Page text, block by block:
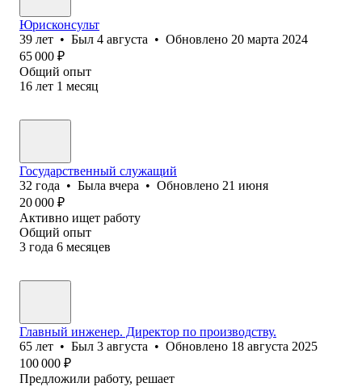
Юрисконсульт
39 лет • Был 4 августа • Обновлено 20 марта 2024
65 000 ₽
Общий опыт
16 лет 1 месяц
Государственный служащий
32 года • Была вчера • Обновлено 21 июня
20 000 ₽
Активно ищет работу
Общий опыт
3 года 6 месяцев
Главный инженер. Директор по производству.
65 лет • Был 3 августа • Обновлено 18 августа 2025
100 000 ₽
Предложили работу, решает